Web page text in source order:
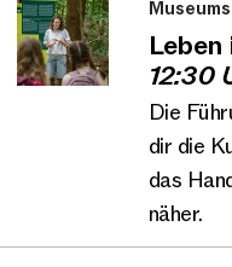
Düppel
12:30
Die
dir die
das
näher.